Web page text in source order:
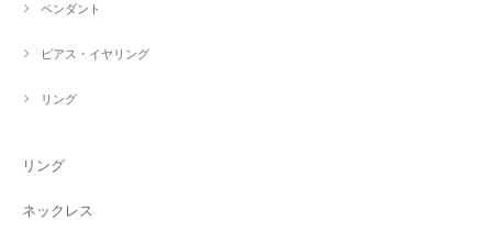
ペンダント
ピアス・イヤリング
リング
リング
ネックレス